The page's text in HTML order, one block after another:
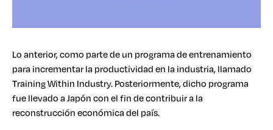
Lo anterior, como parte de un programa de entrenamiento
para incrementar la productividad en la industria, llamado
Training Within Industry. Posteriormente, dicho programa
fue llevado a Japón con el fin de contribuir a la
reconstrucción económica del país.